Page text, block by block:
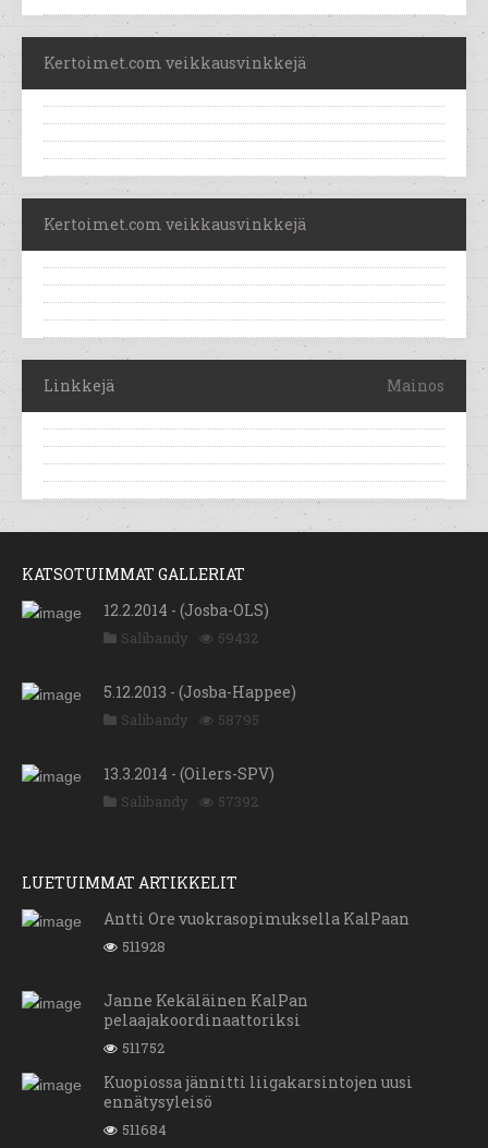
Kertoimet.com veikkausvinkkejä
Kertoimet.com veikkausvinkkejä
Linkkejä Mainos
KATSOTUIMMAT GALLERIAT
12.2.2014 - (Josba-OLS)
Salibandy 59432
5.12.2013 - (Josba-Happee)
Salibandy 58795
13.3.2014 - (Oilers-SPV)
Salibandy 57392
LUETUIMMAT ARTIKKELIT
Antti Ore vuokrasopimuksella KalPaan
511928
Janne Kekäläinen KalPan
pelaajakoordinaattoriksi
511752
Kuopiossa jännitti liigakarsintojen uusi
ennätysyleisö
511684